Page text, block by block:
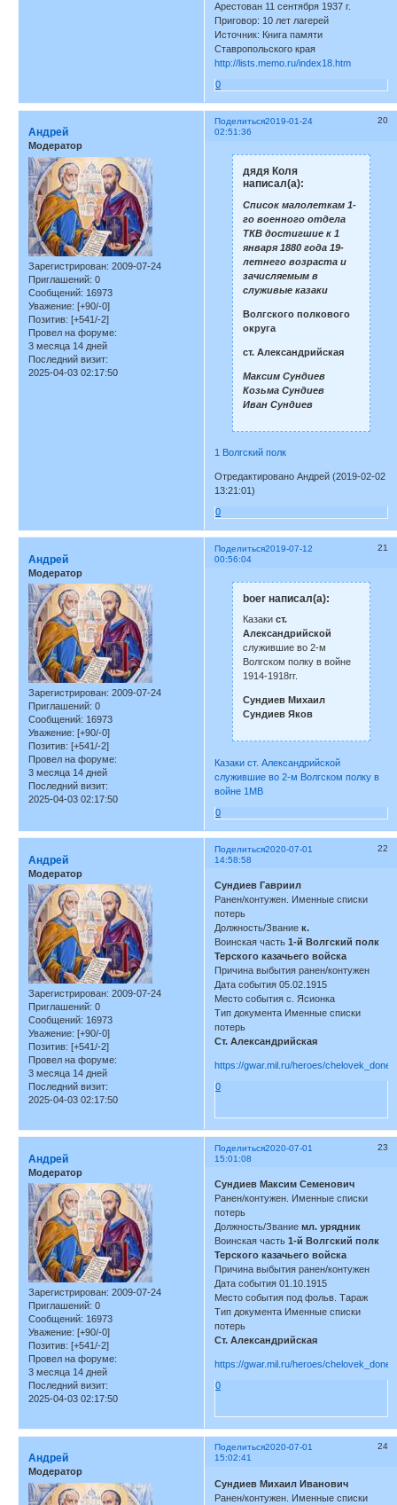
Арестован 11 сентября 1937 г.
Приговор: 10 лет лагерей
Источник: Книга памяти
Ставропольского края
http://lists.memo.ru/index18.htm
0
Поделиться 20
2019-01-24
02:51:36
Андрей
Модератор
Зарегистрирован: 2009-07-24
Приглашений: 0
Сообщений: 16973
Уважение: [+90/-0]
Позитив: [+541/-2]
Провел на форуме:
3 месяца 14 дней
Последний визит:
2025-04-03 02:17:50
дядя Коля
написал(а):
Список малолеткам 1-
го военного отдела
ТКВ достигшие к 1
января 1880 года 19-
летнего возраста и
зачисляемым в
служивые казаки
Волгского полкового
округа
ст. Александрийская
Максим Сундиев
Козьма Сундиев
Иван Сундиев
1 Волгский полк
Отредактировано Андрей (2019-02-02
13:21:01)
0
Поделиться 21
2019-07-12
00:56:04
Андрей
Модератор
Зарегистрирован: 2009-07-24
Приглашений: 0
Сообщений: 16973
Уважение: [+90/-0]
Позитив: [+541/-2]
Провел на форуме:
3 месяца 14 дней
Последний визит:
2025-04-03 02:17:50
boer написал(а):
Казаки ст.
Александрийской
служившие во 2-м
Волгском полку в войне
1914-1918гг.
Сундиев Михаил
Сундиев Яков
Казаки ст. Александрийской
служившие во 2-м Волгском полку в
войне 1МВ
0
Поделиться 22
2020-07-01
14:58:58
Андрей
Модератор
Зарегистрирован: 2009-07-24
Приглашений: 0
Сообщений: 16973
Уважение: [+90/-0]
Позитив: [+541/-2]
Провел на форуме:
3 месяца 14 дней
Последний визит:
2025-04-03 02:17:50
Сундиев Гавриил
Ранен/контужен. Именные списки
потерь
Должность/Званиек.
Воинская часть1-й Волгский полк
Терского казачьего войска
Причина выбытия ранен/контужен
Дата события 05.02.1915
Место события с. Ясионка
Тип документа Именные списки
потерь
Ст. Александрийская
https://gwar.mil.ru/heroes/
0
Поделиться 23
2020-07-01
15:01:08
Андрей
Модератор
Зарегистрирован: 2009-07-24
Приглашений: 0
Сообщений: 16973
Уважение: [+90/-0]
Позитив: [+541/-2]
Провел на форуме:
3 месяца 14 дней
Последний визит:
2025-04-03 02:17:50
Сундиев Максим Семенович
Ранен/контужен. Именные списки
потерь
Должность/Званиемл. урядник
Воинская часть1-й Волгский полк
Терского казачьего войска
Причина выбытия ранен/контужен
Дата события 01.10.1915
Место события под фольв. Тараж
Тип документа Именные списки
потерь
Ст. Александрийская
https://gwar.mil.ru/heroes/
0
Поделиться 24
2020-07-01
15:02:41
Андрей
Модератор
Сундиев Михаил Иванович
Ранен/контужен. Именные списки